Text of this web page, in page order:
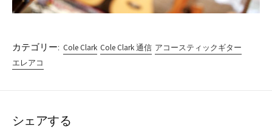
カテゴリー: Cole Clark Cole Clark 通信 アコースティックギター
エレアコ
シェアする